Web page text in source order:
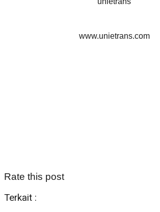
www.unietrans.com
Rate this post
Terkait :